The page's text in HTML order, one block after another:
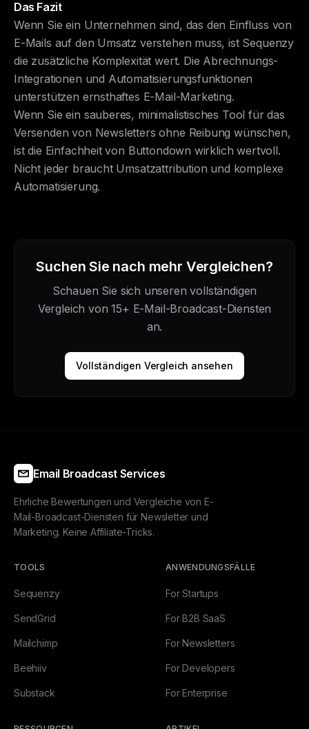
Das Fazit
Wenn Sie ein Unternehmen sind, das den Einfluss von
E-Mails auf den Umsatz verstehen muss, ist Sequenzy
die zusätzliche Komplexität wert. Die Abrechnungs-
Integrationen und Automatisierungsfunktionen
unterstützen ernsthaftes E-Mail-Marketing.
Wenn Sie ein sauberes, minimalistisches Tool für das
Versenden von Newsletters ohne Reibung wünschen,
ist die Einfachheit von Buttondown wirklich wertvoll.
Nicht jeder braucht Umsatzattribution und komplexe
Automatisierung.
Suchen Sie nach mehr Vergleichen?
Schauen Sie sich unseren vollständigen
Vergleich von 15+ E-Mail-Broadcast-Diensten
an.
Vollständigen Vergleich ansehen
Email Broadcast Services
Ehrliche Bewertungen und Vergleiche von E-
Mail-Broadcast-Diensten für Newsletter und
Marketing. Keine Affiliate-Tricks.
TOOLS
Sequenzy
SendGrid
Mailchimp
Beehiiv
Substack
ANWENDUNGSFÄLLE
For Startups
For B2B SaaS
For Newsletters
For Developers
For Enterprise